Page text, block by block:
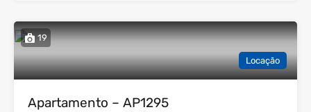
19
Locação
Apartamento – AP1295